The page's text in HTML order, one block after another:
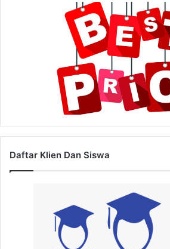
Daftar Klien Dan Siswa